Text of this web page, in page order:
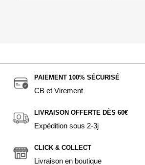
PAIEMENT 100% SÉCURISÉ
CB et Virement
LIVRAISON OFFERTE DÈS 60€
Expédition sous 2-3j
CLICK & COLLECT
Livraison en boutique